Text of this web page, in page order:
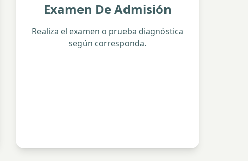
Examen De Admisión
Realiza el examen o prueba diagnóstica
según corresponda.